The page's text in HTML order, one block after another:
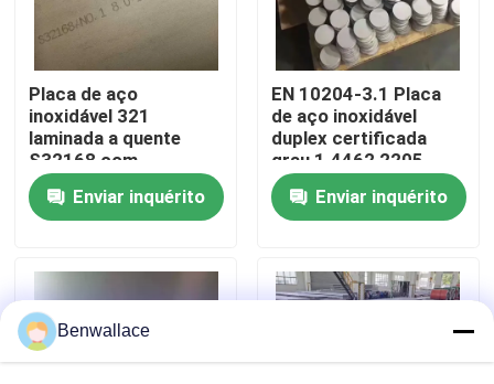
Visita à fábrica
Controle de qualidade
Contacte-nos
Casos
Placa de aço
inoxidável 321
laminada a quente
S32168 com
espessura de 3,0 -
80,0 mm e resistência
à corrosão
Enviar inquérito
EN 10204-3.1 Placa
de aço inoxidável
duplex certificada
grau 1.4462 2205
com técnica laminada
a quenteEnviar inquérito
Benwallace